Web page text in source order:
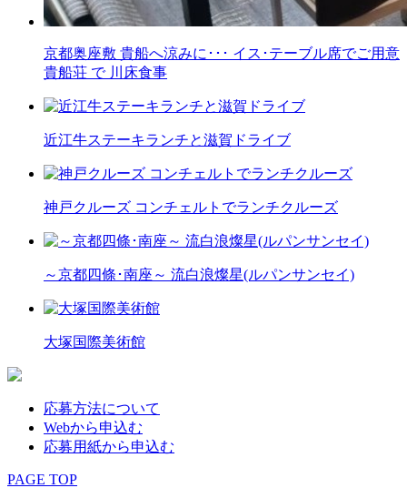
京都奥座敷 貴船へ涼みに･･･ イス･テーブル席でご用意
貴船荘 で 川床食事
近江牛ステーキランチと滋賀ドライブ
神戸クルーズ コンチェルトでランチクルーズ
～京都四條･南座～ 流白浪燦星(ルパンサンセイ)
大塚国際美術館
応募方法について
Webから申込む
応募用紙から申込む
PAGE TOP